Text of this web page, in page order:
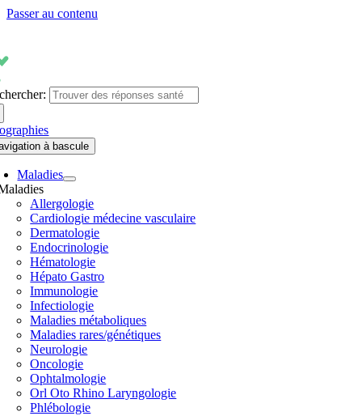
Passer au contenu
à bascule
Maladies
Allergologie
Cardiologie médecine vasculaire
Dermatologie
Endocrinologie
Hématologie
Hépato Gastro
Immunologie
Infectiologie
Maladies métaboliques
Maladies rares/génétiques
Neurologie
Oncologie
Ophtalmologie
Orl Oto Rhino Laryngologie
Phlébologie